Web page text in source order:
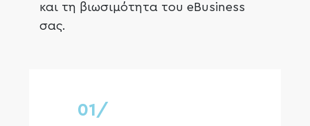
και τη βιωσιμότητα του eBusiness
σας.
01/